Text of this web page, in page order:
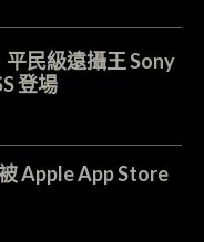
民級遠攝王 Sony
登場
Apple App Store